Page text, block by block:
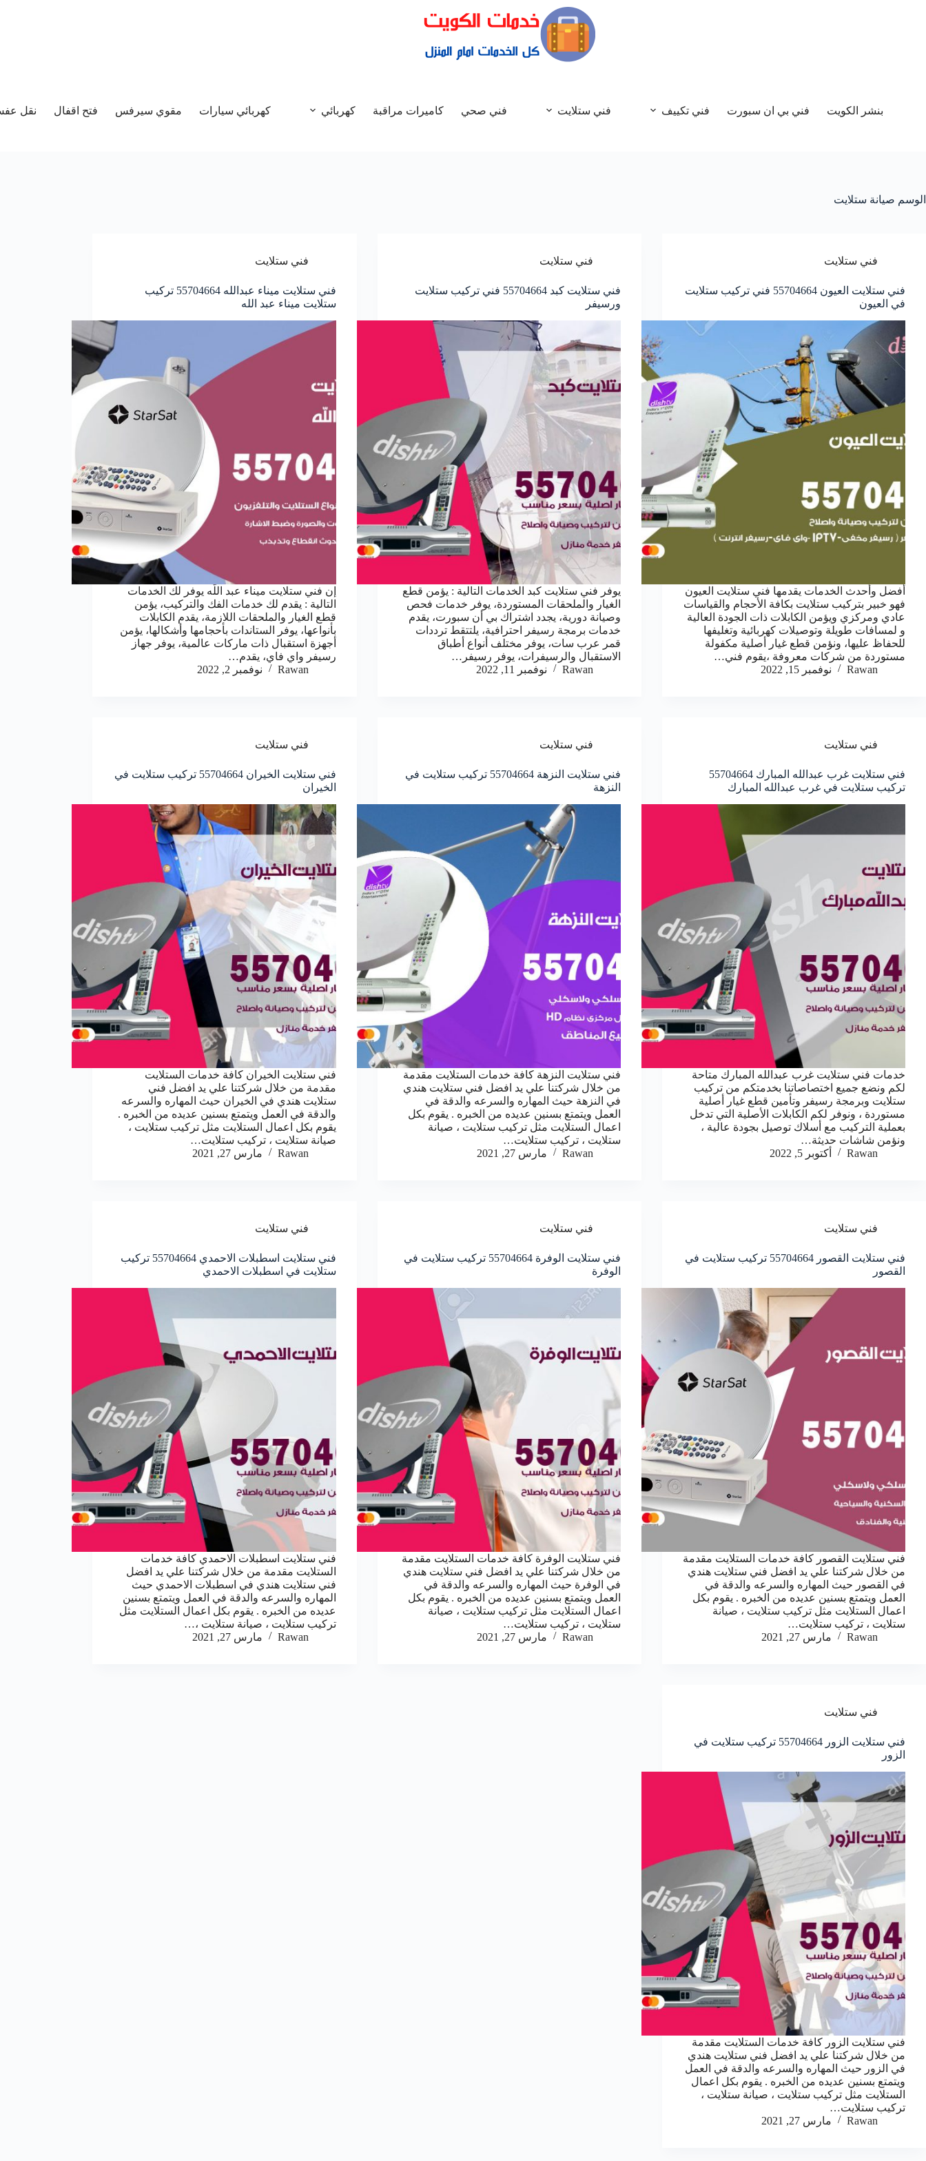
بنشر الكويت فني بي ان سبورت فني تكييف فني ستلايت فني صحي كاميرات مراقبة كهربائي كهربائي سيارات مقوي سيرفس فتح اقفال نقل
الوسم صيانة ستلايت
فني ستلايت
فني ستلايت العيون 55704664 فني تركيب ستلايت
في العيون
أفضل وأحدث الخدمات يقدمها فني ستلايت العيون
فهو خبير بتركيب ستلايت بكافة الأحجام والقياسات
عادي ومركزي ويؤمن الكابلات ذات الجودة العالية
و لمسافات طويلة وتوصيلات كهربائية وتغليفها
للحفاظ عليها، ونؤمن قطع غيار أصلية مكفولة
مستوردة من شركات معروفة ،يقوم فني…
Rawan
نوفمبر 15, 2022
فني ستلايت
فني ستلايت كبد 55704664 فني تركيب ستلايت
ورسيفر
يوفر فني ستلايت كبد الخدمات التالية : يؤمن قطع
الغيار والملحقات المستوردة، يوفر خدمات فحص
وصيانة دورية، يجدد اشتراك بي أن سبورت، يقدم
خدمات برمجة رسيفر احترافية، يلتتقط ترددات
قمر عرب سات، يوفر مختلف أنواع أطباق
الاستقبال والرسيفرات، يوفر رسيفر…
Rawan
نوفمبر 11, 2022
فني ستلايت
فني ستلايت ميناء عبدالله 55704664 تركيب
ستلايت ميناء عبد الله
إن فني ستلايت ميناء عبد اللّه يوفر لك الخدمات
التالية : يقدم لك خدمات الفك والتركيب، يؤمن
قطع الغيار والملحقات اللازمة، يقدم الكابلات
بأنواعها، يوفر الستاندات بأحجامها وأشكالها، يؤمن
أجهزة استقبال ذات ماركات عالمية، يوفر جهاز
رسيفر واي فاي، يقدم…
Rawan
نوفمبر 2, 2022
فني ستلايت
فني ستلايت غرب عبدالله المبارك 55704664
تركيب ستلايت في غرب عبدالله المبارك
خدمات فني ستلايت غرب عبدالله المبارك متاحة
لكم ونضع جميع اختصاصاتنا بخدمتكم من تركيب
ستلايت وبرمجة رسيفر وتأمين قطع غيار أصلية
مستوردة ، ونوفر لكم الكابلات الأصلية التي تدخل
بعملية التركيب مع أسلاك توصيل بجودة عالية ،
ونؤمن شاشات حديثة…
Rawan
أكتوبر 5, 2022
فني ستلايت
فني ستلايت النزهة 55704664 تركيب ستلايت في
النزهة
فني ستلايت النزهة كافة خدمات الستلايت مقدمة
من خلال شركتنا علي يد افضل فني ستلايت هندي
في النزهة حيث المهاره والسرعه والدقة في
العمل ويتمتع بسنين عديده من الخبره . يقوم بكل
اعمال الستلايت مثل تركيب ستلايت ، صيانة
ستلايت ، تركيب ستلايت…
Rawan
مارس 27, 2021
فني ستلايت
فني ستلايت الخيران 55704664 تركيب ستلايت في
الخيران
فني ستلايت الخيران كافة خدمات الستلايت
مقدمة من خلال شركتنا علي يد افضل فني
ستلايت هندي في الخيران حيث المهاره والسرعه
والدقة في العمل ويتمتع بسنين عديده من الخبره .
يقوم بكل اعمال الستلايت مثل تركيب ستلايت ،
صيانة ستلايت ، تركيب ستلايت…
Rawan
مارس 27, 2021
فني ستلايت
فني ستلايت القصور 55704664 تركيب ستلايت في
القصور
فني ستلايت القصور كافة خدمات الستلايت مقدمة
من خلال شركتنا علي يد افضل فني ستلايت هندي
في القصور حيث المهاره والسرعه والدقة في
العمل ويتمتع بسنين عديده من الخبره . يقوم بكل
اعمال الستلايت مثل تركيب ستلايت ، صيانة
ستلايت ، تركيب ستلايت…
Rawan
مارس 27, 2021
فني ستلايت
فني ستلايت الوفرة 55704664 تركيب ستلايت في
الوفرة
فني ستلايت الوفرة كافة خدمات الستلايت مقدمة
من خلال شركتنا علي يد افضل فني ستلايت هندي
في الوفرة حيث المهاره والسرعه والدقة في
العمل ويتمتع بسنين عديده من الخبره . يقوم بكل
اعمال الستلايت مثل تركيب ستلايت ، صيانة
ستلايت ، تركيب ستلايت…
Rawan
مارس 27, 2021
فني ستلايت
فني ستلايت اسطبلات الاحمدي 55704664 تركيب
ستلايت في اسطبلات الاحمدي
فني ستلايت اسطبلات الاحمدي كافة خدمات
الستلايت مقدمة من خلال شركتنا علي يد افضل
فني ستلايت هندي في اسطبلات الاحمدي حيث
المهاره والسرعه والدقة في العمل ويتمتع بسنين
عديده من الخبره . يقوم بكل اعمال الستلايت مثل
تركيب ستلايت ، صيانة ستلايت ،…
Rawan
مارس 27, 2021
فني ستلايت
فني ستلايت الزور 55704664 تركيب ستلايت في
الزور
فني ستلايت الزور كافة خدمات الستلايت مقدمة
من خلال شركتنا علي يد افضل فني ستلايت هندي
في الزور حيث المهاره والسرعه والدقة في العمل
ويتمتع بسنين عديده من الخبره . يقوم بكل اعمال
الستلايت مثل تركيب ستلايت ، صيانة ستلايت ،
تركيب ستلايت…
Rawan
مارس 27, 2021